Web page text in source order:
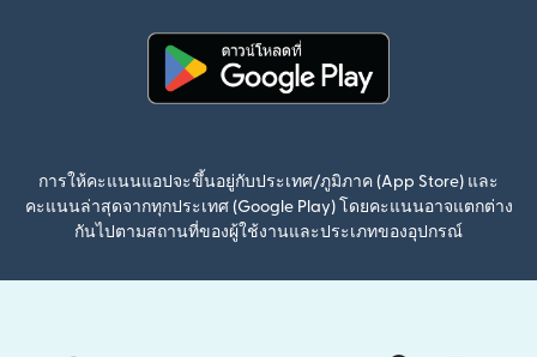
การให้คะแนนแอปจะขึ้นอยู่กับประเทศ/ภูมิภาค (App Store) และ
คะแนนล่าสุดจากทุกประเทศ (Google Play) โดยคะแนนอาจแตกต่าง
กันไปตามสถานที่ของผู้ใช้งานและประเภทของอุปกรณ์